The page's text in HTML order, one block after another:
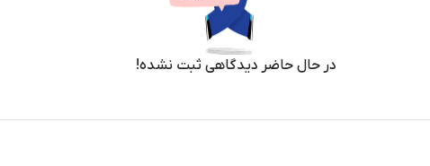
در حال حاضر دیدگاهی ثبت نشده!